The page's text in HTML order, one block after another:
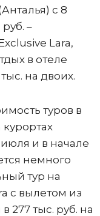
с 8
–
Lara,
в отеле
на двоих.
туров в
и в начале
немного
тур на
с вылетом из
277 тыс. руб. на